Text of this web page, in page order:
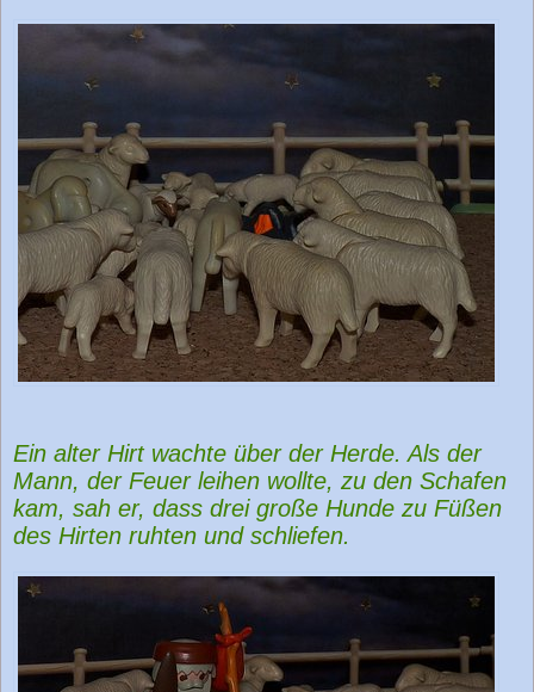
Ein alter Hirt wachte über der Herde. Als der
Mann, der Feuer leihen wollte, zu den Schafen
kam, sah er, dass drei große Hunde zu Füßen
des Hirten ruhten und schliefen.